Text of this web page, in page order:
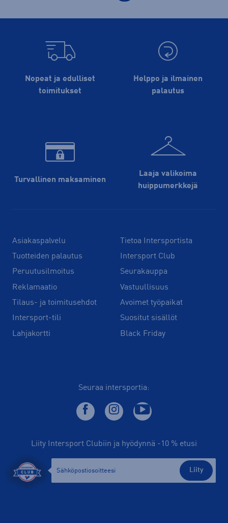
Nopeat ja edulliset
toimitukset
Helppo ja ilmainen
palautus
Turvallinen maksaminen
Laaja valikoima
huippu­merkkejä
Asiakaspalvelu
Tuotteiden palautus
Peruutusilmoitus
Reklamaatio
Tilaus- ja toimitusehdot
Intersport-tili
Lahjakortti
Tietoa Intersportista
Intersport Club
Seurakauppa
Vastuullisuus
Avoimet työpaikat
Suositut sisällöt
Black Friday
Seuraa intersportia:
Liity Intersport Clubiin ja hyödynnä -10 % etusi
Liity